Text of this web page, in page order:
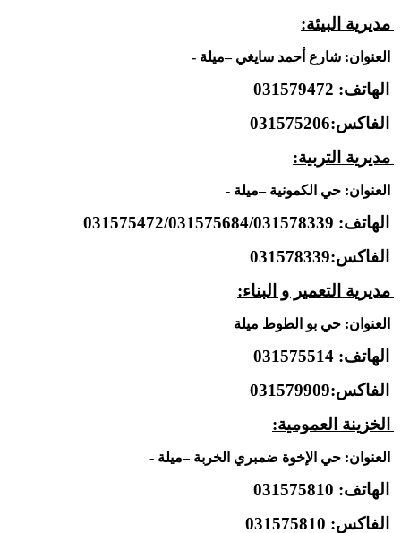
مديرية البيئة:
العنوان: شارع أحمد سايغي –ميلة -
الهاتف: 031579472
الفاكس:031575206
مديرية التربية:
العنوان: حي الكمونية –ميلة -
الهاتف: 031575472/031575684/031578339
الفاكس:031578339
مديرية التعمير و البناء:
العنوان: حي بو الطوط ميلة
الهاتف: 031575514
الفاكس:031579909
الخزينة العمومية:
العنوان: حي الإخوة ضمبري الخربة –ميلة -
الهاتف: 031575810
الفاكس: 031575810